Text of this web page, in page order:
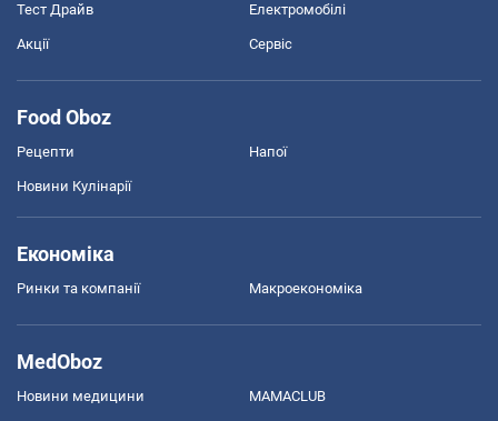
Тест Драйв Електромобілі
Акції Сервіс
Food Oboz
Рецепти Напої
Новини Кулінарії
Економіка
Ринки та компанії Макроекономіка
MedOboz
Новини медицини MAMACLUB